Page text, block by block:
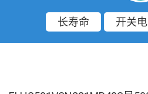
长寿命 开关